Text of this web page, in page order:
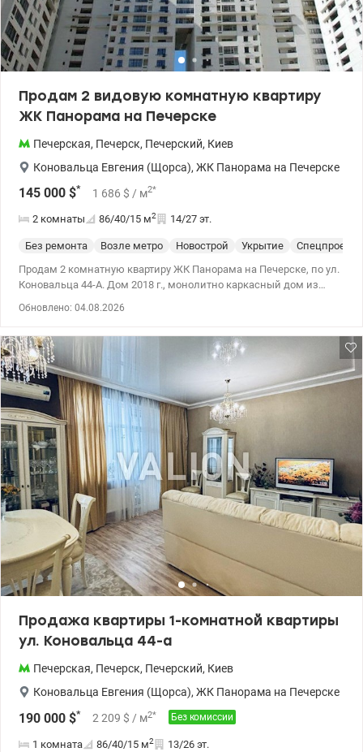
Продам 2 видовую комнатную квартиру
ЖК Панорама на Печерске
Печерская, Печерск, Печерский, Киев
Коновальца Евгения (Щорса), ЖК Панорама на Печерске
145 000 $* 1 686 $ / м2*
2 комнаты 86/40/15 м2 14/27 эт.
Без ремонта Возле метро Новострой Укрытие
Спецпроект
Продам 2 комнатную квартиру ЖК Панорама на Печерске, по ул.
Коновальца 44-А. Дом 2018 г., монолитно каркасный дом из
комнатную. – Два санузла, есть балкон. - состояние квартиры-
после застройщика: ровная стяжка на полу, утепленные стены,
качественные металлопластиковые окна, поверенные счетчики
на электроэнергию, тепло и воду. – - из окон квартиры,
открывается удивительная панорама на Печерске. - Квартира
отлично подходит как для собственного проживания, так и в
аренду. - 3 лифта в подъезде. ЖК с закрытой территорией и
собственной инфраструктурой: круглосуточная охрана, камеры
по периметру, консьерж-сервис, детские площадки, магазины,
салоны, подземный паркинг. Идеальная локация, 5 мин до
метро Печерская. Прекрасное предложение в центре города в
обжитом комплексе. Цена 145 000 у.е . Светлана, тел. 096-126-02-
44 valion.ua/1152910
Обновлено: 04.08.2026
Продажа квартиры 1-комнатной квартиры
ул. Коновальца 44-а
Печерская, Печерск, Печерский, Киев
Коновальца Евгения (Щорса), ЖК Панорама на Печерске
190 000 $* 2 209 $ / м2* Без комиссии
1 комната 86/40/15 м2 13/26 эт.